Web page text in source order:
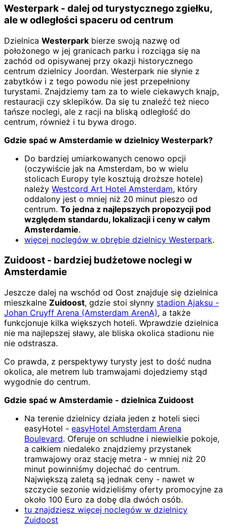
Westerpark - dalej od turystycznego zgiełku,
ale w odległości spaceru od centrum
Dzielnica Westerpark bierze swoją nazwę od
położonego w jej granicach parku i rozciąga się na
zachód od opisywanej przy okazji historycznego
centrum dzielnicy Joordan. Westerpark nie słynie z
zabytków i z tego powodu nie jest przepełniony
turystami. Znajdziemy tam za to wiele ciekawych knajp,
restauracji czy sklepików. Da się tu znaleźć też nieco
tańsze noclegi, ale z racji na bliską odległość do
centrum, również i tu bywa drogo.
Gdzie spać w Amsterdamie w dzielnicy Westerpark?
Do bardziej umiarkowanych cenowo opcji
(oczywiście jak na Amsterdam, bo w wielu
stolicach Europy tyle kosztują droższe hotele)
należy Westcord Art Hotel Amsterdam, który
oddalony jest o mniej niż 20 minut pieszo od
centrum. To jedna z najlepszych propozycji pod
względem standardu, lokalizacji i ceny w całym
Amsterdamie.
więcej noclegów w obrębie dzielnicy Westerpark.
Zuidoost - bardziej budżetowe noclegi w
Amsterdamie
Jeszcze dalej na wschód od Oost znajduje się dzielnica
mieszkalne Zuidoost, gdzie stoi słynny stadion Ajaksu -
Johan Cruyff Arena (Amsterdam ArenA), a także
funkcjonuje kilka większych hoteli. Wprawdzie dzielnica
nie ma najlepszej sławy, ale bliska okolica stadionu nie
nie odstrasza.
Co prawda, z perspektywy turysty jest to dość nudna
okolica, ale metrem lub tramwajami dojedziemy stąd
wygodnie do centrum.
Gdzie spać w Amsterdamie - dzielnica Zuidoost
Na terenie dzielnicy działa jeden z hoteli sieci
easyHotel - easyHotel Amsterdam Arena
Boulevard. Oferuje on schludne i niewielkie pokoje,
a całkiem niedaleko znajdziemy przystanek
tramwajowy oraz stację metra - w mniej niż 20
minut powinniśmy dojechać do centrum.
Największą zaletą są jednak ceny - nawet w
szczycie sezonie widzieliśmy oferty promocyjne za
około 100 Euro za dobę dla dwóch osób.
tu znajdziesz więcej noclegów w dzielnicy
Zuidoost